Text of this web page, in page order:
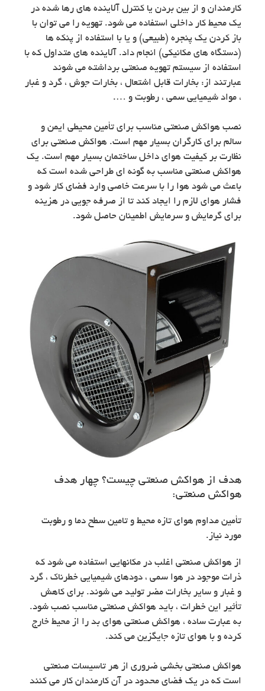
کارمندان و از بین بردن یا کنترل آلاینده های رها شده در
یک محیط کار داخلی استفاده می شود. تهویه را می توان با
باز کردن یک پنجره (طبیعی) و یا با استفاده از پنکه ها
(دستگاه های مکانیکی) انجام داد. آلاینده های متداول که با
استفاده از سیستم تهویه صنعتی برداشته می شوند
عبارتند از: بخارات قابل اشتعال ، بخارات جوش ، گرد و غبار
، مواد شیمیایی سمی ، رطوبت و ….
نصب هواکش صنعتی مناسب برای تأمین محیطی ایمن و
سالم برای کارگران بسیار مهم است. هواکش صنعتی برای
نظارت بر کیفیت هوای داخل ساختمان بسیار مهم است. یک
هواکش صنعتی مناسب به گونه ای طراحی شده است که
باعث می شود هوا را با سرعت خاصی وارد فضای کار شود و
فشار هوای لازم را ایجاد کند تا از صرفه جویی در هزینه
برای گرمایش و سرمایش اطمینان حاصل شود.
هدف از هواکش صنعتی چیست؟ چهار هدف
هواکش صنعتی:
تأمین مداوم هوای تازه محیط و تامین سطح دما و رطوبت
مورد نیاز.
از هواکش صنعتی اغلب در مکانهایی استفاده می شود که
ذرات موجود در هوا سمی ، دودهای شیمیایی خطرناک ، گرد
و غبار و سایر بخارات مضر تولید می شوند. برای کاهش
تأثیر این خطرات ، باید هواکش صنعتی مناسب نصب شود.
به عبارت ساده ، هواکش صنعتی هوای بد را از محیط خارج
کرده و با هوای تازه جایگزین می کند.
هواکش صنعتی بخشی ضروری از هر تاسیسات صنعتی
است که در یک فضای محدود در آن کارمندان کار می کنند